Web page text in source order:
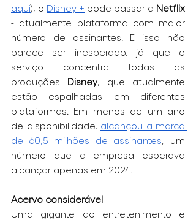
aqui), o Disney + pode passar a Netflix
- atualmente plataforma com maior
número de assinantes. E isso não
parece ser inesperado, já que o
serviço concentra todas as
produções Disney, que atualmente
estão espalhadas em diferentes
plataformas. Em menos de um ano
de disponibilidade, alcançou a marca
de 60,5 milhões de assinantes, um
número que a empresa esperava
alcançar apenas em 2024.
Acervo considerável
Uma gigante do entretenimento e